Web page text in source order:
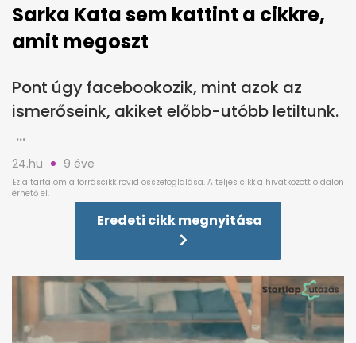
Sarka Kata sem kattint a cikkre,
amit megoszt
Pont úgy facebookozik, mint azok az
ismerőseink, akiket előbb-utóbb letiltunk.
24.hu 9 éve
Eredeti cikk megnyitása